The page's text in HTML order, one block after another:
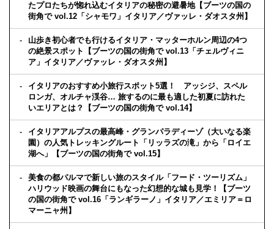
たプロたちが惚れ込むイタリアの秘密の避暑地【ブーツの国の
街角で vol.12「シャモワ」イタリア／ヴァッレ・ダオスタ州】
山歩き初心者でも行けるイタリア・マッターホルン周辺の4つ
の絶景スポット【ブーツの国の街角で vol.13「チェルヴィニ
ア」イタリア／ヴァッレ・ダオスタ州】
イタリアのおすすめ小旅行スポット5選！ アッシジ、スペル
ロンガ、オルチャ渓谷… 旅するのに最も適した初夏に訪れた
いエリアとは？【ブーツの国の街角で vol.14】
イタリアアルプスの最高峰・グランパラディーゾ（大いなる楽
園）の人気トレッキングルート「リッラズの滝」から「ロイエ
湖へ」【ブーツの国の街角で vol.15】
美食の都パルマで新しい旅のスタイル「フード・ツーリズム」
ハリウッド映画の舞台にもなった幻想的な城も見学！【ブーツ
の国の街角で vol.16「ランギラーノ」イタリア／エミリア＝ロ
マーニャ州】